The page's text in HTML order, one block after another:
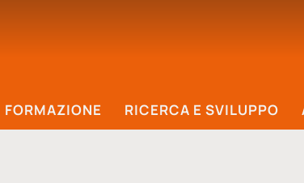
FORMAZIONE RICERCA E SVILUPPO